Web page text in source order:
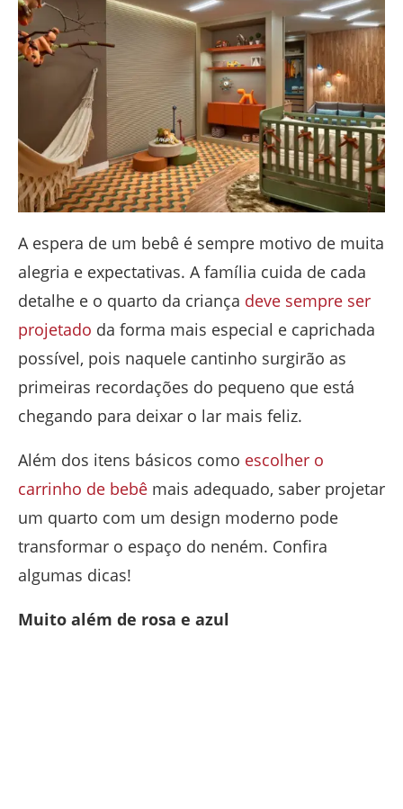
A espera de um bebê é sempre motivo de muita
alegria e expectativas. A família cuida de cada
detalhe e o quarto da criança deve sempre ser
projetado da forma mais especial e caprichada
possível, pois naquele cantinho surgirão as
primeiras recordações do pequeno que está
chegando para deixar o lar mais feliz.
Além dos itens básicos como escolher o
carrinho de bebê mais adequado, saber projetar
um quarto com um design moderno pode
transformar o espaço do neném. Confira
algumas dicas!
Muito além de rosa e azul